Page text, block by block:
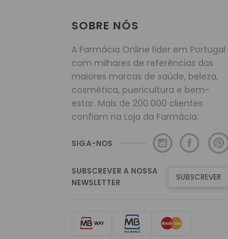
SOBRE NÓS
A Farmácia Online líder em Portugal
com milhares de referências das
maiores marcas de saúde, beleza,
cosmética, puericultura e bem-
estar. Mais de 200.000 clientes
confiam na Loja da Farmácia.
SIGA-NOS
SUBSCREVER A NOSSA
NEWSLETTER
SUBSCREVER